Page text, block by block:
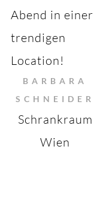
Abend in einer
trendigen
Location!
BARBARA
SCHNEIDER
Schrankraum
Wien